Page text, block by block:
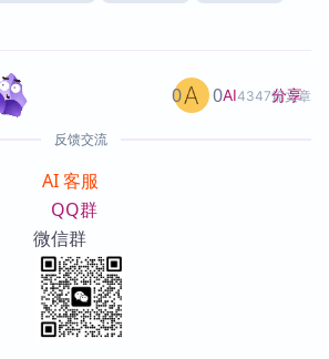
AI4347篇文章
0 0 分享
反馈交流
AI 客服
QQ群
微信群